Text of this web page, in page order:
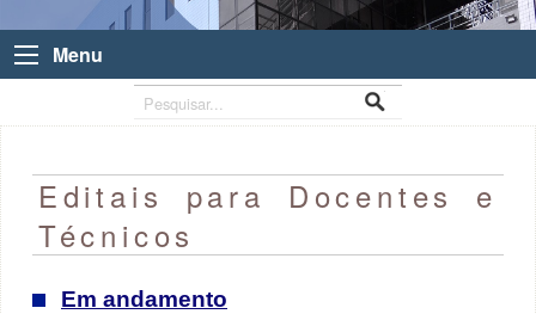
Menu
Editais para Docentes e
Técnicos
Em andamento